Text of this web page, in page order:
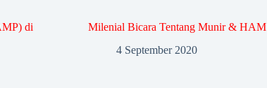
di
Milenial Bicara Tentang Munir & HAM
4 September 2020